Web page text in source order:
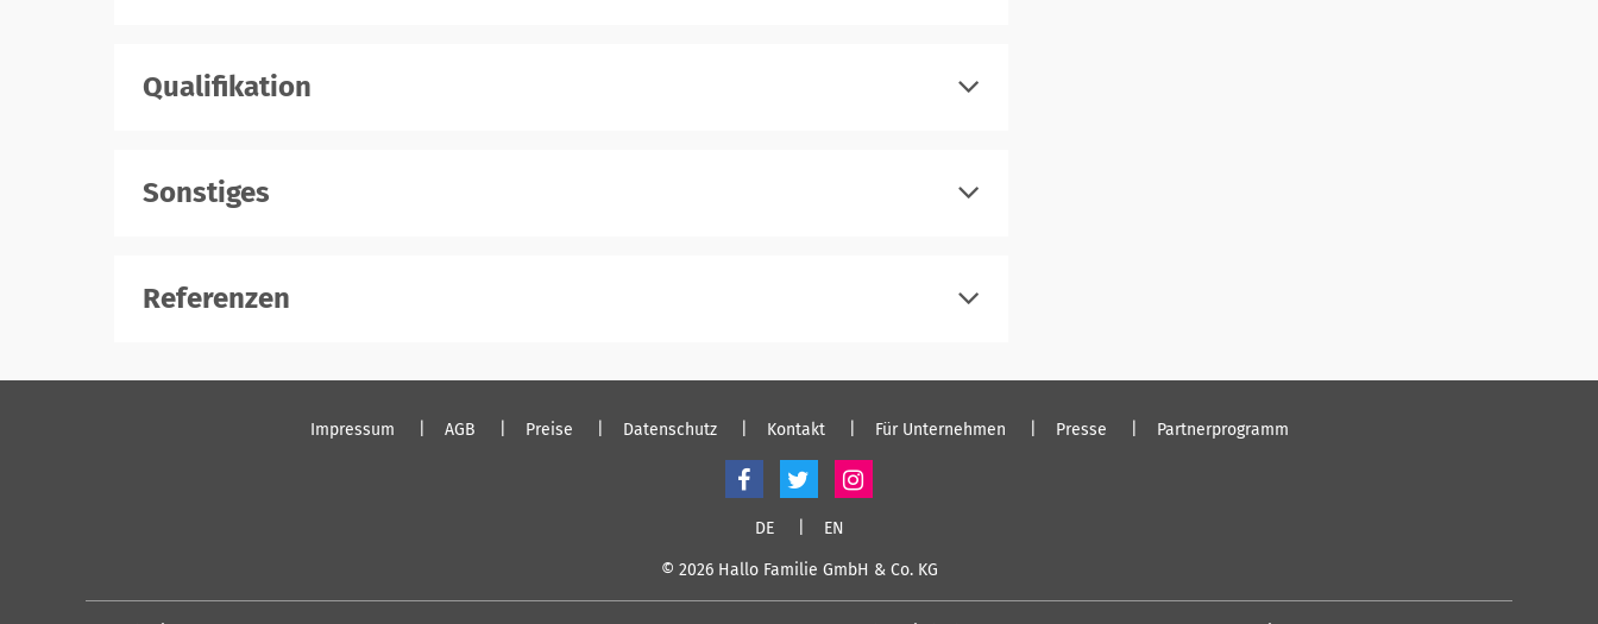
Qualifikation
Sonstiges
Referenzen
einloggen
Impressum AGB Preise Datenschutz Kontakt Für Unternehmen Presse Partnerprogramm
DE EN
© 2026 Hallo Familie GmbH & Co. KG